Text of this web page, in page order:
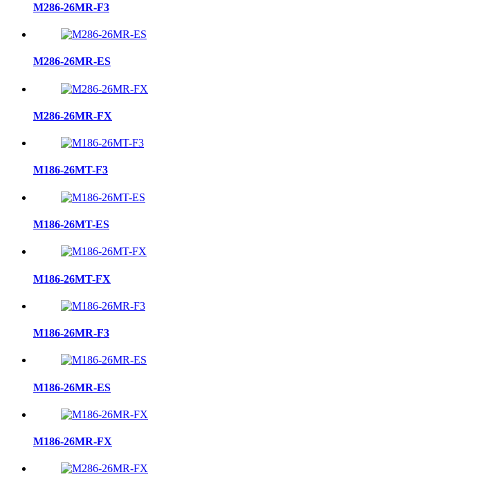
M286-26MR-F3
M286-26MR-ES
M286-26MR-FX
M186-26MT-F3
M186-26MT-ES
M186-26MT-FX
M186-26MR-F3
M186-26MR-ES
M186-26MR-FX